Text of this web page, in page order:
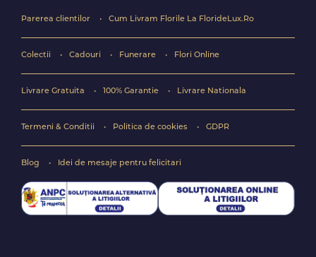
Parerea clientilor Cum Livram Florile La FlorideLux.Ro
Colectii Cadouri Funerare Flori Online
Livrare Gratuita 100% Garantie Livrare Nationala
Termeni & Conditii Politica de cookies GDPR
Blog Idei de mesaje pentru felicitari